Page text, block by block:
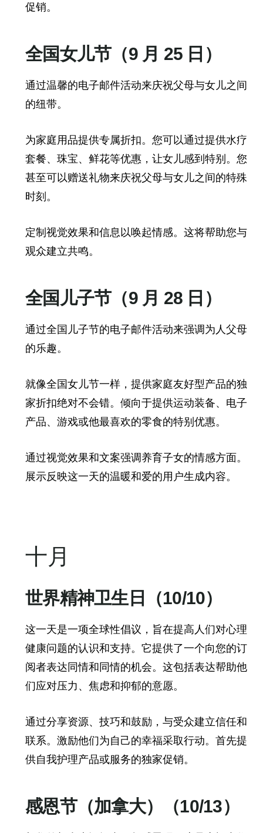
促销。
全国女儿节（9 月 25 日）
通过温馨的电子邮件活动来庆祝父母与女儿之间
的纽带。
为家庭用品提供专属折扣。您可以通过提供水疗
套餐、珠宝、鲜花等优惠，让女儿感到特别。您
甚至可以赠送礼物来庆祝父母与女儿之间的特殊
时刻。
定制视觉效果和信息以唤起情感。这将帮助您与
观众建立共鸣。
全国儿子节（9 月 28 日）
通过全国儿子节的电子邮件活动来强调为人父母
的乐趣。
就像全国女儿节一样，提供家庭友好型产品的独
家折扣绝对不会错。倾向于提供运动装备、电子
产品、游戏或他最喜欢的零食的特别优惠。
通过视觉效果和文案强调养育子女的情感方面。
展示反映这一天的温暖和爱的用户生成内容。
十月
世界精神卫生日（10/10）
这一天是一项全球性倡议，旨在提高人们对心理
健康问题的认识和支持。它提供了一个向您的订
阅者表达同情和同情的机会。这包括表达帮助他
们应对压力、焦虑和抑郁的意愿。
通过分享资源、技巧和鼓励，与受众建立信任和
联系。激励他们为自己的幸福采取行动。首先提
供自我护理产品或服务的独家促销。
感恩节（加拿大）（10/13）